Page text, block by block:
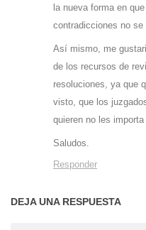
la nueva forma en
contradicciones no se
Así mismo, me
de los recursos de
resoluciones, ya que
visto, que los
quieren no les importa
Saludos.
Responder
DEJA UNA RESPUESTA